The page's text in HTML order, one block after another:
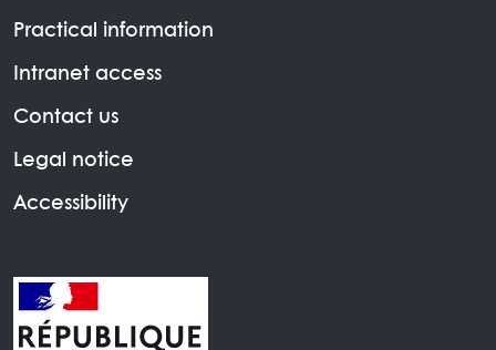
Practical information
Intranet access
Contact us
Legal notice
Accessibility